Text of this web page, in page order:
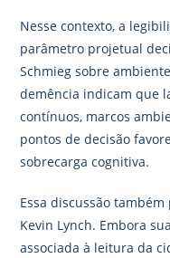
Nesse contexto, a
parâmetro projetual
Schmieg sobre
demência indicam que
contínuos, marcos
pontos de decisão
sobrecarga cognitiva.
Essa discussão
Kevin Lynch. Embora
associada à leitura da